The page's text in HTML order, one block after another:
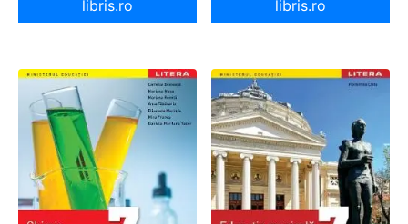
libris.ro
libris.ro